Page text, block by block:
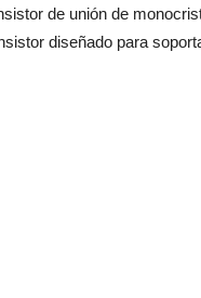
de unión de
diseñado para